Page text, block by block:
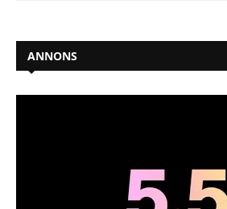
ANNONS